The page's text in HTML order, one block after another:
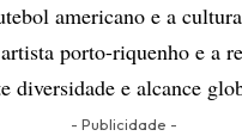
americano e a
porto-riquenho e a
diversidade e alcance
- Publicidade -